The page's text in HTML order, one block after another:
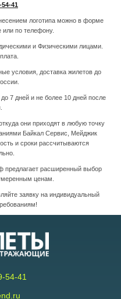
54-41
логотипа можно в форме
или по телефону.
и Физическими лицами.
условия, доставка жилетов до
7 дней и не более 10 дней после
они приходят в любую точку
Байкал Сервис, Мейджик
и сроки рассчитываются
расширенный выбор
ценам.
заявку на индивидуальный
54-41